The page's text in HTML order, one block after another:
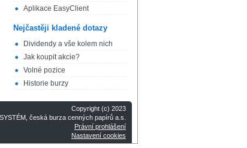
Aplikace EasyClient
Nejčastěji kladené dotazy
Dividendy a vše kolem nich
Jak koupit akcie?
Volné pozice
Historie burzy
Copyright (c) 2023
česká burza cenných papírů a.s.
Právní prohlášení
Nastavení cookies